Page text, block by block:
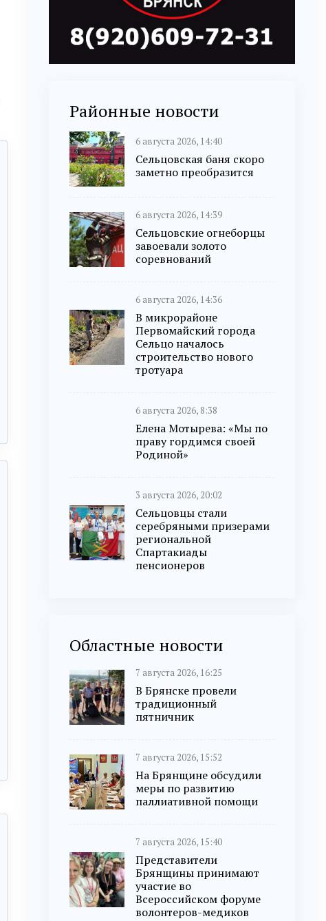
Районные новости
6 августа 2026, 14:40
Сельцовская баня скоро
заметно преобразится
6 августа 2026, 14:39
Сельцовские огнеборцы
завоевали золото
соревнований
6 августа 2026, 14:36
В микрорайоне
Первомайский города
Сельцо началось
строительство нового
тротуара
6 августа 2026, 8:38
Елена Мотырева: «Мы по
праву гордимся своей
Родиной»
3 августа 2026, 20:02
Сельцовцы стали
серебряными призерами
региональной
Спартакиады
пенсионеров
Областные новости
7 августа 2026, 16:25
В Брянске провели
традиционный
пятничник
7 августа 2026, 15:52
На Брянщине обсудили
меры по развитию
паллиативной помощи
7 августа 2026, 15:40
Представители
Брянщины принимают
участие во
Всероссийском форуме
волонтеров-медиков